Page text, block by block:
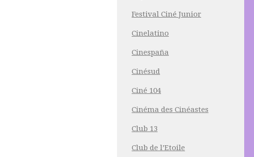
Festival Ciné Junior
Cinelatino
Cinespaña
Cinésud
Ciné 104
Cinéma des Cinéastes
Club 13
Club de l’Etoile